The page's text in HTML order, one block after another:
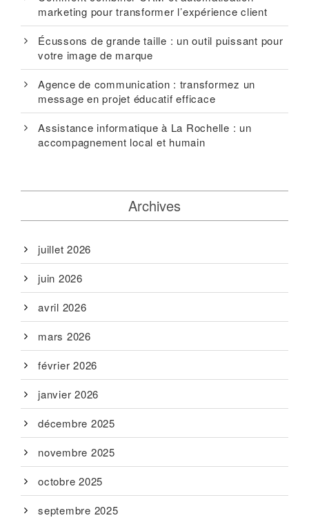
marketing pour transformer l’expérience client
Écussons de grande taille : un outil puissant pour
votre image de marque
Agence de communication : transformez un
message en projet éducatif efficace
Assistance informatique à La Rochelle : un
accompagnement local et humain
Archives
juillet 2026
juin 2026
avril 2026
mars 2026
février 2026
janvier 2026
décembre 2025
novembre 2025
octobre 2025
septembre 2025